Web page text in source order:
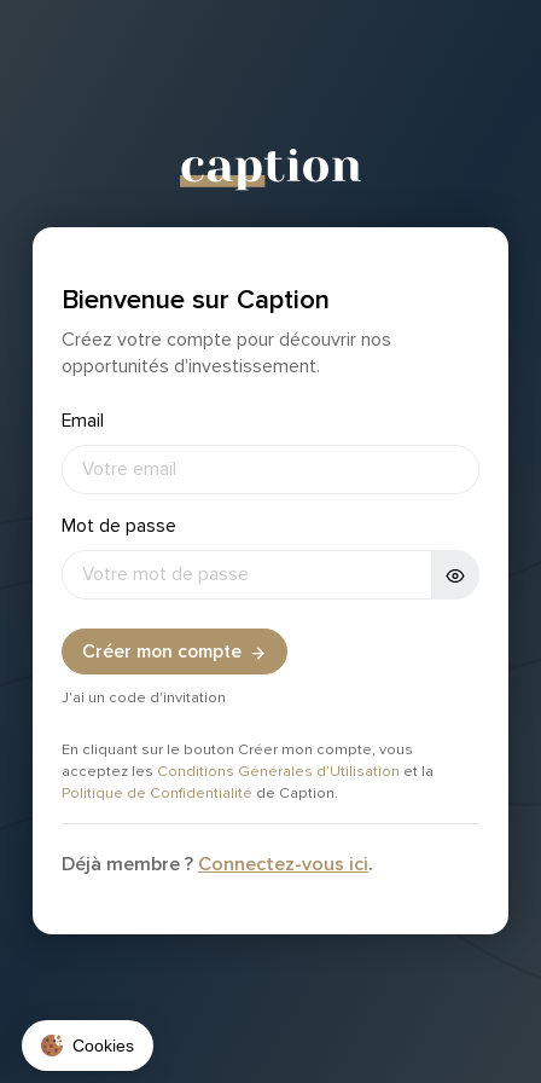
Bienvenue sur Caption
Créez votre compte pour découvrir nos
opportunités d'investissement.
Email
Mot de passe
Créer mon compte
J'ai un code d'invitation
En cliquant sur le bouton Créer mon compte, vous
acceptez les Conditions Générales d’Utilisation et la
Politique de Confidentialité de Caption.
Déjà membre ? Connectez-vous ici.